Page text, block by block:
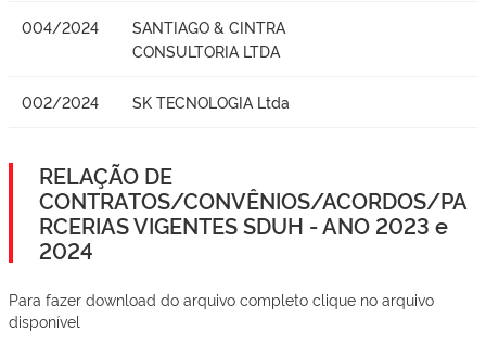
004/2024
SANTIAGO & CINTRA
CONSULTORIA LTDA
002/2024 SK TECNOLOGIA Ltda
RELAÇÃO DE
CONTRATOS/CONVÊNIOS/ACORDOS/PA
RCERIAS VIGENTES SDUH - ANO 2023 e
2024
Para fazer download do arquivo completo clique no arquivo
disponível